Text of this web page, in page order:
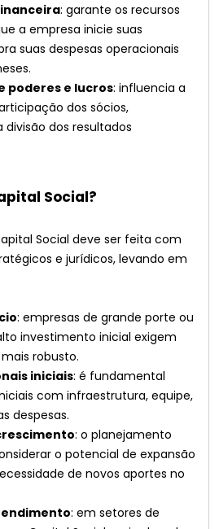
: garante os recursos
a empresa inicie suas
suas despesas operacionais
poderes e lucros: influencia a
dos sócios,
dos resultados
Social?
Social deve ser feita com
e jurídicos, levando em
: empresas de grande porte ou
investimento inicial exigem
robusto.
iniciais: é fundamental
com infraestrutura, equipe,
despesas.
: o planejamento
o potencial de expansão
de novos aportes no
: em setores de